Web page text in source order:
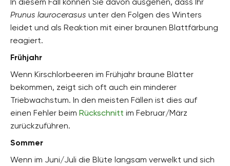
Prunus laurocerasus unter den Folgen des Winters
leidet und als Reaktion mit einer braunen Blattfärbung
reagiert.
Frühjahr
Wenn Kirschlorbeeren im Frühjahr braune Blätter
bekommen, zeigt sich oft auch ein minderer
Triebwachstum. In den meisten Fällen ist dies auf
einen Fehler beim Rückschnitt im Februar/März
zurückzuführen.
Sommer
Wenn im Juni/Juli die Blüte langsam verwelkt und sich